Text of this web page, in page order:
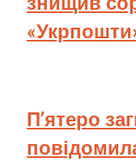
П’ятеро